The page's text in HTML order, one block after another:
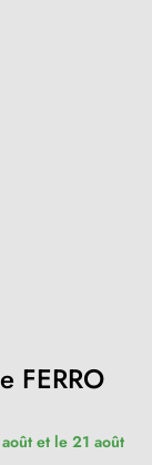
FERRO
et le 21 août